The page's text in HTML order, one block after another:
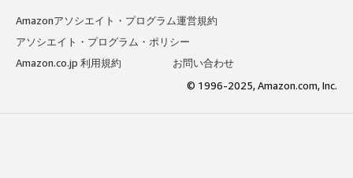
Amazonアソシエイト・プログラム運営規約
アソシエイト・プログラム・ポリシー
Amazon.co.jp 利用規約
お問い合わせ
© 1996-2025, Amazon.com, Inc.